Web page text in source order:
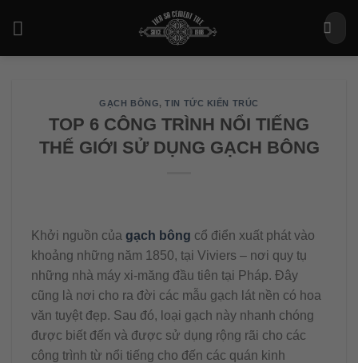
Tìm
kiếm:
GẠCH BÔNG,TIN TỨC KIẾN TRÚC
TOP 6 CÔNG TRÌNH NỔI TIẾNG
THẾ GIỚI SỬ DỤNG GẠCH BÔNG
Khởi nguồn của gạch bông cổ điển xuất phát vào
khoảng những năm 1850, tại Viviers – nơi quy tụ
những nhà máy xi-măng đầu tiên tại Pháp. Đây
cũng là nơi cho ra đời các mẫu gạch lát nền có hoa
văn tuyệt đẹp. Sau đó, loại gạch này nhanh chóng
được biết đến và được sử dụng rộng rãi cho các
công trình từ nổi tiếng cho đến các quán kinh